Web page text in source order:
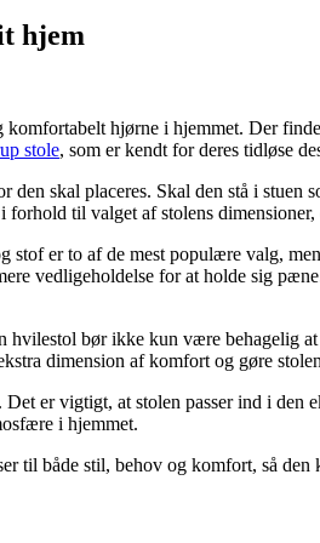
hjem
hjørne i hjemmet. Der
stole, som er kendt for deres tidløse
skal placeres. Skal den stå i
til valget af stolens
er to af de mest populære valg,
vedligeholdelse for at holde sig
bør ikke kun være behagelig
dimension af komfort og gøre
er vigtigt, at stolen passer ind i
i hjemmet.
til både stil, behov og komfort, så